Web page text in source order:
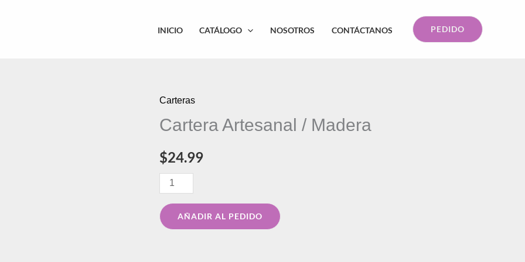
INICIO CATÁLOGO NOSOTROS CONTÁCTANOS PEDIDO
Carteras
Cartera Artesanal / Madera
$24.99
Cartera
Artesanal
Madera
cantidad
AÑADIR AL PEDIDO